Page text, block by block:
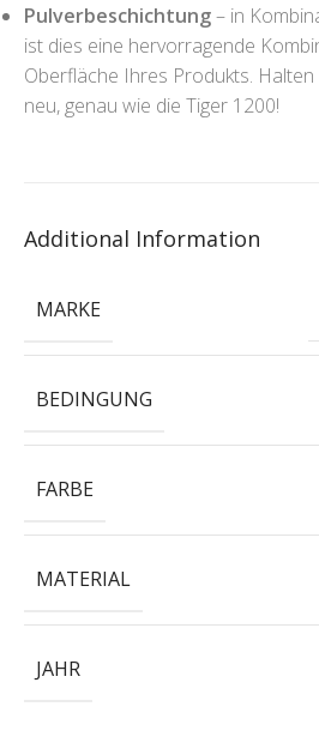
Pulverbeschichtung– in
ist dies eine hervorragende
Oberfläche Ihres Produkts. Halten
neu, genau wie die Tiger 1200!
Additional Information
MARKE
BEDINGUNG
FARBE
MATERIAL
JAHR